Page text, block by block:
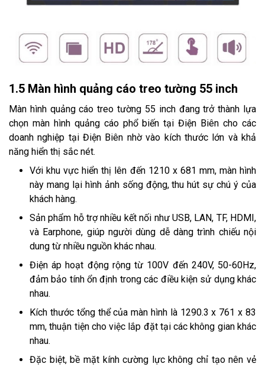
1.5 Màn hình quảng cáo treo tường 55 inch
Màn hình quảng cáo treo tường 55 inch đang trở thành lựa
chọn màn hình quảng cáo phổ biến tại Điện Biên cho các
doanh nghiệp tại Điện Biên nhờ vào kích thước lớn và khả
năng hiển thị sắc nét.
Với khu vực hiển thị lên đến 1210 x 681 mm, màn hình
này mang lại hình ảnh sống động, thu hút sự chú ý của
khách hàng.
Sản phẩm hỗ trợ nhiều kết nối như USB, LAN, TF, HDMI,
và Earphone, giúp người dùng dễ dàng trình chiếu nội
dung từ nhiều nguồn khác nhau.
Điện áp hoạt động rộng từ 100V đến 240V, 50-60Hz,
đảm bảo tính ổn định trong các điều kiện sử dụng khác
nhau.
Kích thước tổng thể của màn hình là 1290.3 x 761 x 83
mm, thuận tiện cho việc lắp đặt tại các không gian khác
nhau.
Đặc biệt, bề mặt kính cường lực không chỉ tạo nên vẻ